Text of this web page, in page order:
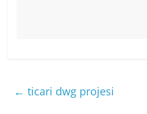
← ticari dwg projesi